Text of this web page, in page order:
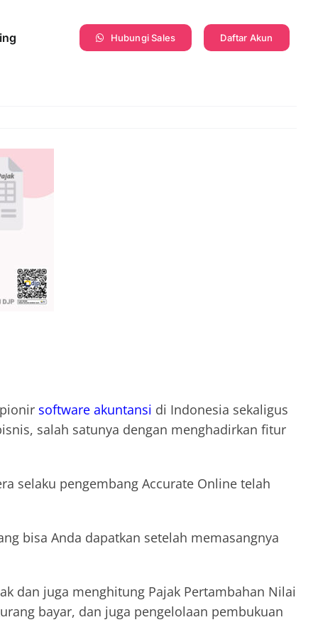
Hubungi Sales Daftar Akun
software akuntansi di Indonesia sekaligus
salah satunya dengan menghadirkan fitur
selaku pengembang Accurate Online telah
bisa Anda dapatkan setelah memasangnya
dan juga menghitung Pajak Pertambahan Nilai
bayar, dan juga pengelolaan pembukuan